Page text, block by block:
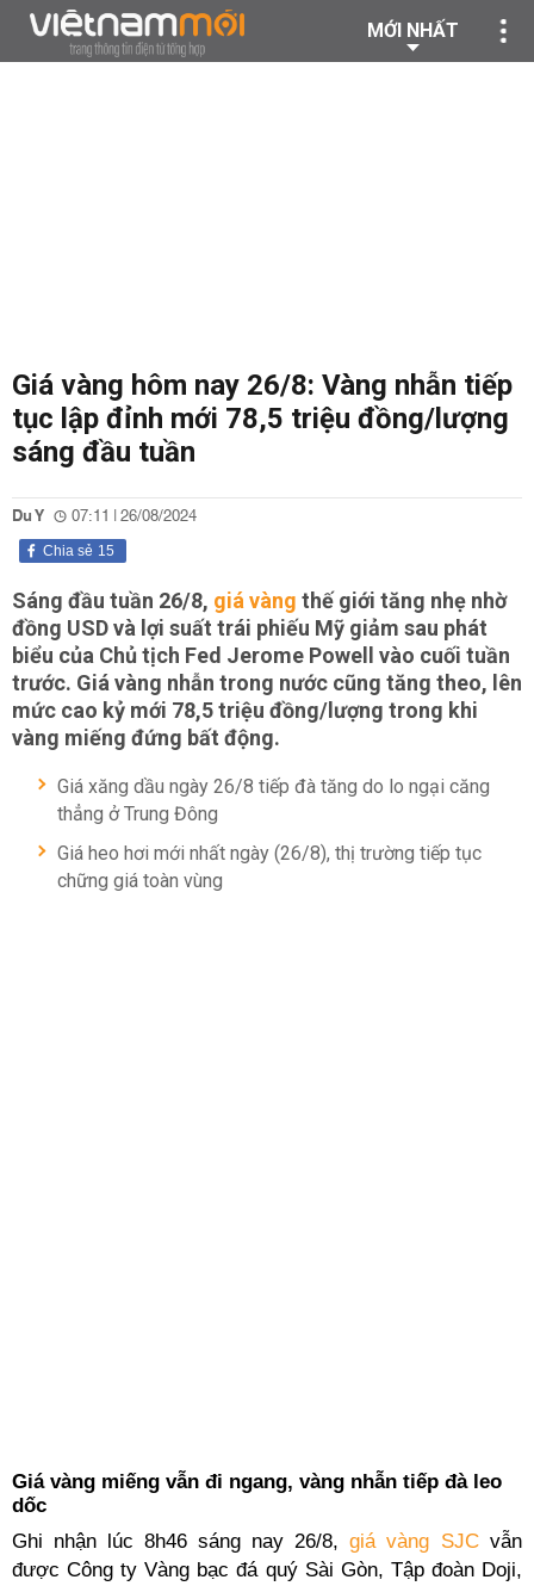
MỚI NHẤT
Giá vàng hôm nay 26/8: Vàng nhẫn tiếp
tục lập đỉnh mới 78,5 triệu đồng/lượng
sáng đầu tuần
Du Y 07:11 | 26/08/2024
15
Chia sẻ
Sáng đầu tuần 26/8, giá vàng thế giới tăng nhẹ nhờ
đồng USD và lợi suất trái phiếu Mỹ giảm sau phát
biểu của Chủ tịch Fed Jerome Powell vào cuối tuần
trước. Giá vàng nhẫn trong nước cũng tăng theo, lên
mức cao kỷ mới 78,5 triệu đồng/lượng trong khi
vàng miếng đứng bất động.
Giá xăng dầu ngày 26/8 tiếp đà tăng do lo ngại căng
thẳng ở Trung Đông
Giá heo hơi mới nhất ngày (26/8), thị trường tiếp tục
chững giá toàn vùng
Giá vàng miếng vẫn đi ngang, vàng nhẫn tiếp đà leo
dốc
Ghi nhận lúc 8h46 sáng nay 26/8, giá vàng SJC vẫn
được Công ty Vàng bạc đá quý Sài Gòn, Tập đoàn Doji,